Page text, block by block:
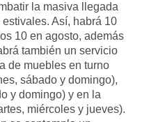
la masiva llegada
Así, habrá 10
10 en agosto, además
también un servicio
de muebles en turno
sábado y domingo),
y domingo) y en la
miércoles y jueves).